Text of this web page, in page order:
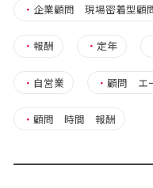
・ 企業顧問 現場密着型顧
・ 報酬 ・ 定年
・ 自営業 ・ 顧問 エ
・ 顧問 時間 報酬